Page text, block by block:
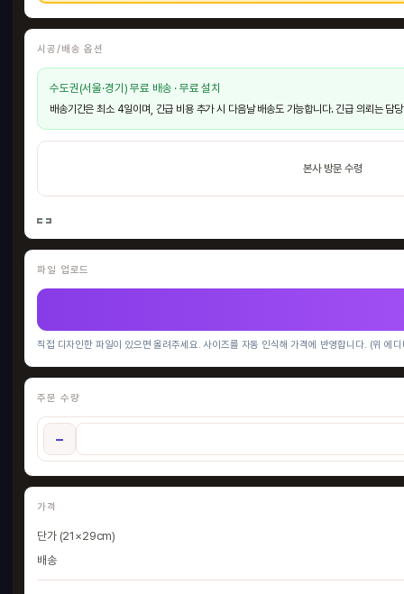
시공/배송 옵션
수도권(서울·경기) 무료 배송 · 무료 설치
배송기간은 최소 4일이며, 긴급 비용 추가 시 다음날 배송도 가능합니다. 긴급 의뢰는 담
본사 방문 수령
파일 업로드
직접 디자인한 파일이 있으면 올려주세요. 사이즈를 자동 인식해 가격에 반영합니다. (위 에
주문 수량
−
가격
단가 (21×29cm)
배송